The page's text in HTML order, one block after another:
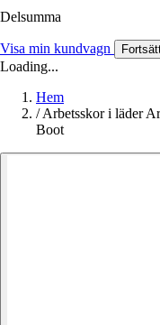
Delsumma
Visa min kundvagn
Loading...
Hem
/ Arbetsskor i läder
Boot